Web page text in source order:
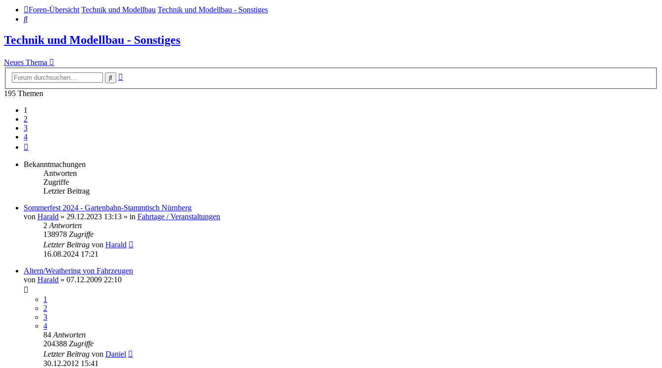
Foren-Übersicht Technik und Modellbau Technik und Modellbau - Sonstiges
Suche
Technik und Modellbau - Sonstiges
Neues Thema
Suche
195 Themen
1
2
3
4
Bekanntmachungen
Antworten
Zugriffe
Letzter Beitrag
Sommerfest 2024 - Gartenbahn-Stammtisch Nürnberg
von Harald » 29.12.2023 13:13 » in Fahrtage / Veranstaltungen
2 Antworten
138978 Zugriffe
Letzter Beitrag von Harald
16.08.2024 17:21
Altern/Weathering von Fahrzeugen
von Harald » 07.12.2009 22:10
1
2
3
4
84 Antworten
204388 Zugriffe
Letzter Beitrag von Daniel
30.12.2012 15:41